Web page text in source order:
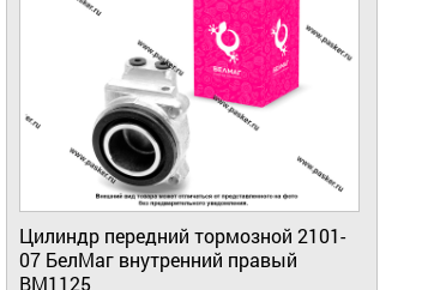
Цилиндр передний тормозной 2101-
07 БелМаг внутренний правый
BM1125